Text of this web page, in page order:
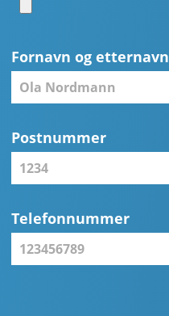
Fornavn og etternavn
Postnummer
Telefonnummer